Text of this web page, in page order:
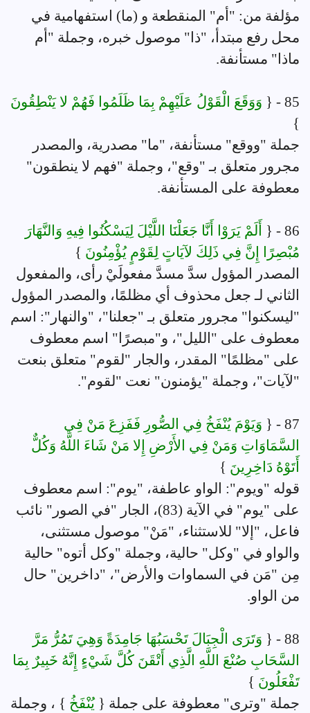
مؤلفة من: "أم" المنقطعة و (ما) استفهامية في
محل رفع مبتدأ، "ذا" موصول خبره، وجملة "أم
ماذا" مستأنفة.
85 - {
وَوَقَعَ الْقَوْلُ عَلَيْهِمْ بِمَا ظَلَمُوا فَهُمْ لا يَنْطِقُونَ
}
جملة "ووقع" مستأنفة، "ما" مصدرية، والمصدر
مجرور متعلق بـ "وقع"، وجملة "فهم لا ينطقون"
معطوفة على المستأنفة.
86 - {
أَلَمْ يَرَوْا أَنَّا جَعَلْنَا اللَّيْلَ لِيَسْكُنُوا فِيهِ وَالنَّهَارَ
مُبْصِرًا إِنَّ فِي ذَلِكَ لآيَاتٍ لِقَوْمٍ يُؤْمِنُونَ }
المصدر المؤول سدَّ مسدَّ مفعولَيْ رأى، والمفعول
الثاني لـ جعل محذوف أي مظلمًا، والمصدر المؤول
"ليسكنوا" مجرور متعلق بـ "جعلنا"، "والنهار": اسم
معطوف على "الليل"، و"مبصرًا" اسم معطوف
على "مظلمًا" المقدر، والجار "لقوم" متعلق بنعت
"لآيات"، وجملة "يؤمنون" نعت "لقوم".
87 - {
وَيَوْمَ يُنْفَخُ فِي الصُّورِ فَفَزِعَ مَنْ فِي
السَّمَاوَاتِ وَمَنْ فِي الأَرْضِ إِلا مَنْ شَاءَ اللَّهُ وَكُلٌّ
أَتَوْهُ دَاخِرِينَ }
قوله "ويوم": الواو عاطفة، "يوم": اسم معطوف
على "يوم" في الآية (83)، الجار "في الصور" نائب
فاعل، "إلا" للاستثناء، "مَنْ" موصول مستثنى،
والواو في "وكل" حالية، وجملة "وكل أتوه" حالية
مِن "مَن في السماوات والأرض"، "داخرين" حال
من الواو.
88 - {
وَتَرَى الْجِبَالَ تَحْسَبُهَا جَامِدَةً وَهِيَ تَمُرُّ مَرَّ
السَّحَابِ صُنْعَ اللَّهِ الَّذِي أَتْقَنَ كُلَّ شَيْءٍ إِنَّهُ خَبِيرٌ بِمَا
تَفْعَلُونَ }
جملة "وترى" معطوفة على جملة { يُنْفَخُ } ، وجملة